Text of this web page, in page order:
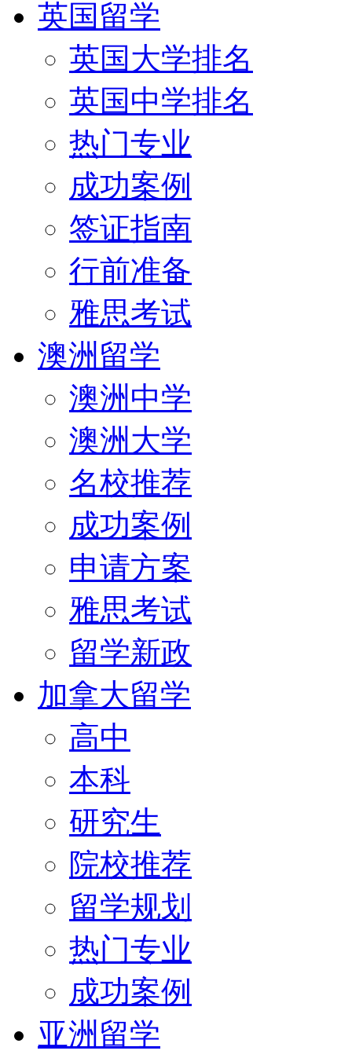
英国留学
英国大学排名
英国中学排名
热门专业
成功案例
签证指南
行前准备
雅思考试
澳洲留学
澳洲中学
澳洲大学
名校推荐
成功案例
申请方案
雅思考试
留学新政
加拿大留学
高中
本科
研究生
院校推荐
留学规划
热门专业
成功案例
亚洲留学